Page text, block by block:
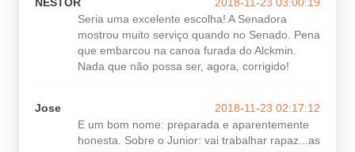
Seria uma excelente escolha! A Senadora
mostrou muito serviço quando no Senado. Pena
que embarcou na canoa furada do Alckmin.
Nada que não possa ser, agora, corrigido!
Jose
2018-11-23 02:17:12
E um bom nome: preparada e aparentemente
honesta. Sobre o Junior: vai trabalhar rapaz...as